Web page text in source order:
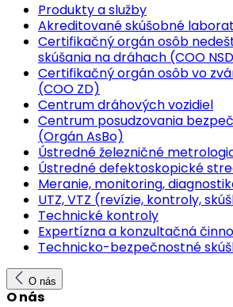
Produkty a služby
Akreditované skúšobné
Certifikačný orgán osôb
skúšania na dráhach (COO
Certifikačný orgán osôb vo
(COO ZD)
Centrum dráhových vozidiel
Centrum posudzovania
(Orgán AsBo)
Ústredné železničné
Ústredné defektoskopické
Meranie, monitoring,
UTZ, VTZ (revízie, kontroly,
Technické kontroly
Expertízna a konzultačná
Technicko-bezpečnostné
O nás
O nás